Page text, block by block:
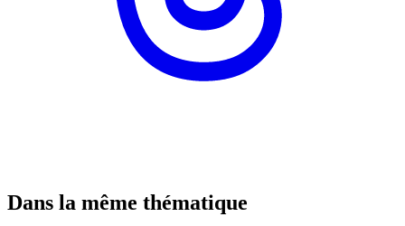
Dans la même thématique